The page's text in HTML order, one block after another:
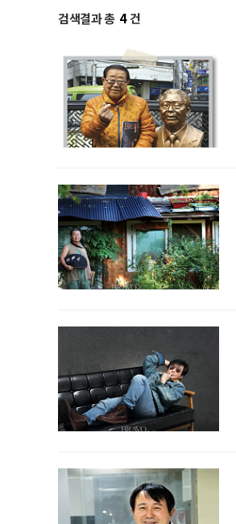
검색결과 총 4 건